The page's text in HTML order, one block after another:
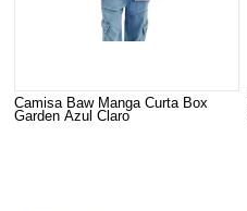
Camisa Baw Manga Curta Box
Garden Azul Claro